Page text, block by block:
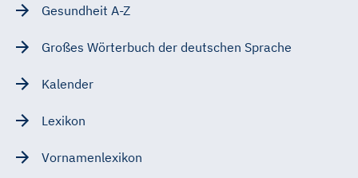
Gesundheit A-Z
Großes Wörterbuch der deutschen Sprache
Kalender
Lexikon
Vornamenlexikon